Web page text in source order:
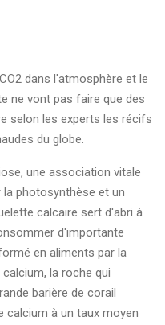
dans l'atmosphère et le
ne vont pas faire que des
selon les experts les récifs
du globe.
une association vitale
la photosynthèse et un
calcaire sert d'abri à
d'importante
en aliments par la
la roche qui
barière de corail
calcium à un taux moyen